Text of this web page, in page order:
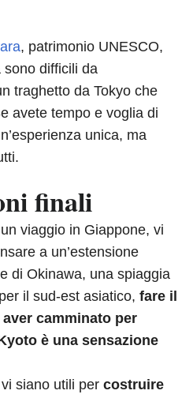
, patrimonio UNESCO,
difficili da
traghetto da Tokyo che
avete tempo e voglia di
unica, ma
finali
viaggio in Giappone, vi
a un’estensione
di Okinawa, una spiaggia
il sud-est asiatico, fare il
camminato per
è una sensazione
siano utili per costruire